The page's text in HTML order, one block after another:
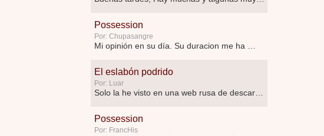
Possession
Por: Chupasangre
Mi opinión en su día. Su duracion me ha …
El eslabón podrido
Por: Luar
Possession
Por: FrancHis